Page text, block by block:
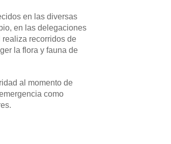
en las diversas
en las delegaciones
recorridos de
la flora y fauna de
al momento de
como